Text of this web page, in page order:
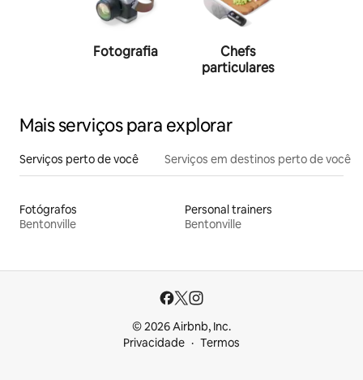
Fotografia
Chefs
particulares
Mais serviços para explorar
Serviços perto de você Serviços em destinos perto de você
Fotógrafos
Bentonville
Personal trainers
Bentonville
© 2026 Airbnb, Inc.
Privacidade
Termos